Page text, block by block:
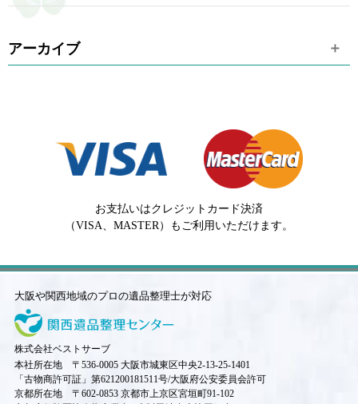
アーカイブ
お支払いはクレジットカード決済
（VISA、MASTER）もご利用いただけます。
大阪や関西地域のプロの遺品整理士が対応
株式会社ベストサーブ
本社所在地 〒536-0005 大阪市城東区中央2-13-25-1401
「古物商許可証」第621200181511号/大阪府公安委員会許可
京都所在地 〒602-0853 京都市上京区宮垣町91-102